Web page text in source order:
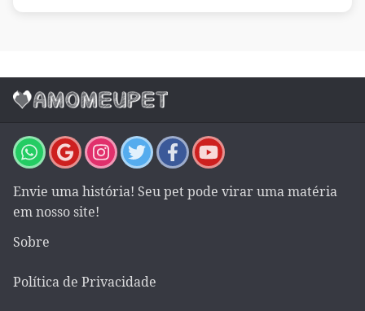
Envie uma história! Seu pet pode virar uma matéria
em nosso site!
Sobre
Política de Privacidade